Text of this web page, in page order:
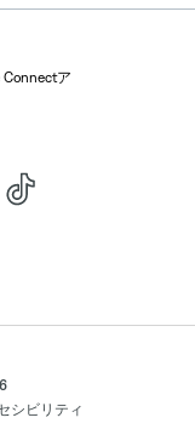
Connectア
シビリティ